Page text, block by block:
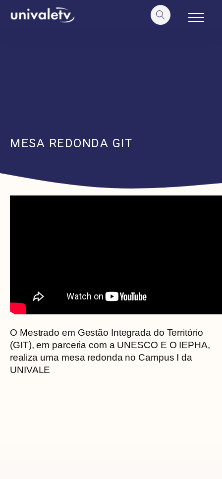
conteúdo
MESA REDONDA GIT
O Mestrado em Gestão Integrada do Território
(GIT), em parceria com a UNESCO E O IEPHA,
realiza uma mesa redonda no Campus I da
UNIVALE